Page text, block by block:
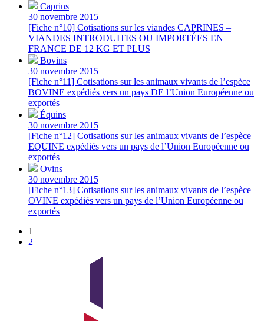
Caprins
30 novembre 2015
[Fiche n°10] Cotisations sur les viandes CAPRINES –
VIANDES INTRODUITES OU IMPORTÉES EN
FRANCE DE 12 KG ET PLUS
Bovins
30 novembre 2015
[Fiche n°11] Cotisations sur les animaux vivants de l’espèce
BOVINE expédiés vers un pays DE l’Union Européenne ou
exportés
Équins
30 novembre 2015
[Fiche n°12] Cotisations sur les animaux vivants de l’espèce
EQUINE expédiés vers un pays de l’Union Européenne ou
exportés
Ovins
30 novembre 2015
[Fiche n°13] Cotisations sur les animaux vivants de l’espèce
OVINE expédiés vers un pays de l’Union Européenne ou
exportés
1
2